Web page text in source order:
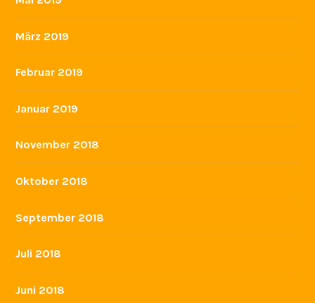
Juli 2018
Juni 2018
Mai 2018
April 2018
März 2018
Februar 2018
Januar 2018
Juli 2017